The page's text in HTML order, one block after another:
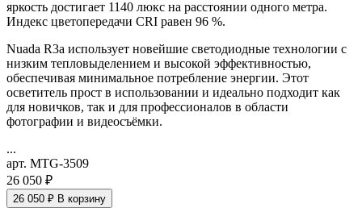
яркость достигает 1140 люкс на расстоянии одного метра.
Индекс цветопередачи CRI равен 96 %.
Nuada R3a использует новейшие светодиодные технологии с
низким тепловыделением и высокой эффективностью,
обеспечивая минимальное потребление энергии. Этот
осветитель прост в использовании и идеально подходит как
для новичков, так и для профессионалов в области
фотографии и видеосъёмки.
...
арт. MTG-3509
26 050 ₽
26 050 ₽ В корзину